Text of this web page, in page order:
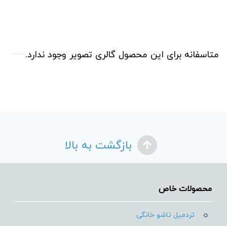
متاسفانه برای این محصول گالری تصویر وجود ندارد.
بازگشت به بالا
محصولات خاص
تردمیل تاشو خانگی